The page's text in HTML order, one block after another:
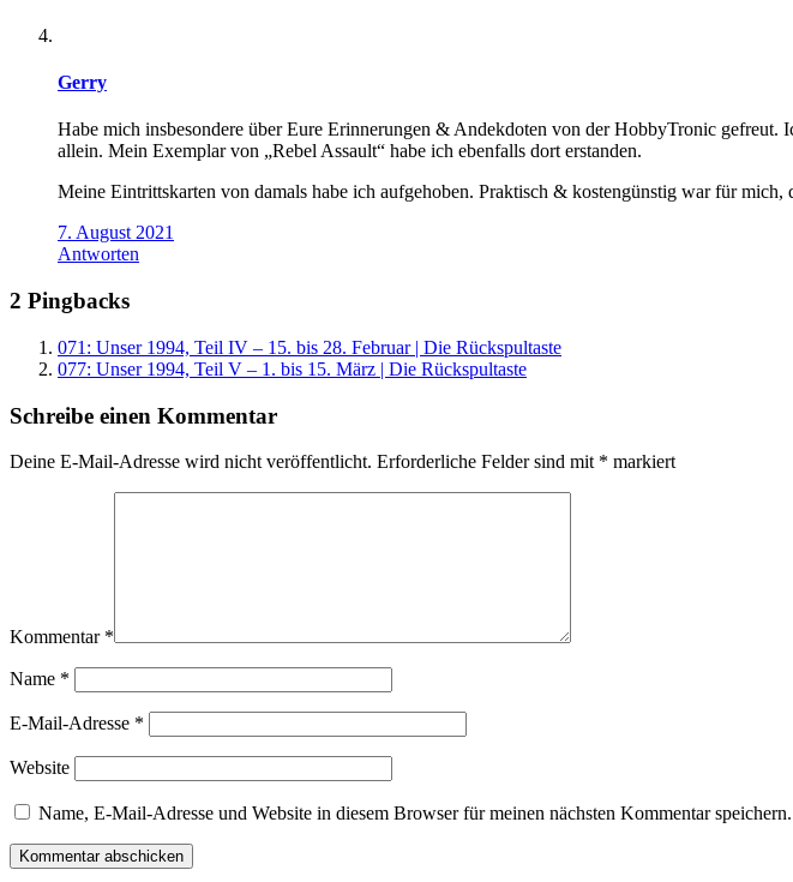
Gerry
Habe mich insbesondere über Eure Erinnerungen & Andekdoten von der HobbyTronic gefreut.
allein. Mein Exemplar von „Rebel Assault“ habe ich ebenfalls dort erstanden.
Meine Eintrittskarten von damals habe ich aufgehoben. Praktisch & kostengünstig war für
7. August 2021
Antworten
2 Pingbacks
071: Unser 1994, Teil IV – 15. bis 28. Februar | Die Rückspultaste
077: Unser 1994, Teil V – 1. bis 15. März | Die Rückspultaste
Schreibe einen Kommentar
Deine E-Mail-Adresse wird nicht veröffentlicht. Erforderliche Felder sind mit * markiert
Kommentar *
Name *
E-Mail-Adresse *
Website
Name, E-Mail-Adresse und Website in diesem Browser für meinen nächsten Kommentar speichern.